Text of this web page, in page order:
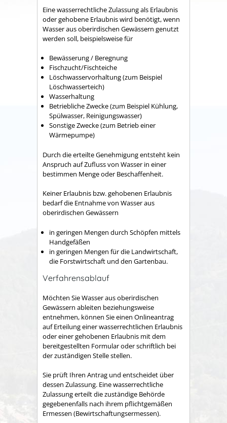
Eine wasserrechtliche Zulassung als Erlaubnis
oder gehobene Erlaubnis wird benötigt, wenn
Wasser aus oberirdischen Gewässern genutzt
werden soll, beispielsweise für
Bewässerung / Beregnung
Fischzucht/Fischteiche
Löschwasservorhaltung (zum Beispiel
Löschwasserteich)
Wasserhaltung
Betriebliche Zwecke (zum Beispiel Kühlung,
Spülwasser, Reinigungswasser)
Sonstige Zwecke (zum Betrieb einer
Wärmepumpe)
Durch die erteilte Genehmigung entsteht kein
Anspruch auf Zufluss von Wasser in einer
bestimmen Menge oder Beschaffenheit.
Keiner Erlaubnis bzw. gehobenen Erlaubnis
bedarf die Entnahme von Wasser aus
oberirdischen Gewässern
in geringen Mengen durch Schöpfen mittels
Handgefäßen
in geringen Mengen für die Landwirtschaft,
die Forstwirtschaft und den Gartenbau.
Verfahrensablauf
Möchten Sie Wasser aus oberirdischen
Gewässern ableiten beziehungsweise
entnehmen, können Sie einen Onlineantrag
auf Erteilung einer wasserrechtlichen Erlaubnis
oder einer gehobenen Erlaubnis mit dem
bereitgestellten Formular oder schriftlich bei
der zuständigen Stelle stellen.
Sie prüft Ihren Antrag und entscheidet über
dessen Zulassung. Eine wasserrechtliche
Zulassung erteilt die zuständige Behörde
gegebenenfalls nach ihrem pflichtgemäßen
Ermessen (Bewirtschaftungsermessen).